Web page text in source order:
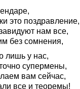
это поздравление,
нам все,
без сомнения,
лишь у нас,
супермены,
вам сейчас,
все и теоремы!